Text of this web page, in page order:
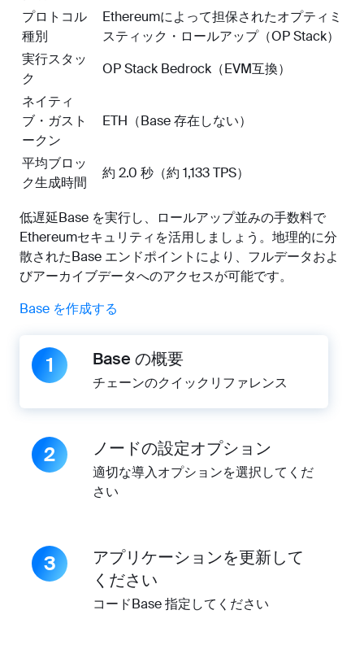
プロトコル
種別
Ethereumによって担保されたオプティミ
スティック・ロールアップ（OP Stack）
実行スタッ
ク
OP Stack Bedrock（EVM互換）
ネイティ
ブ・ガスト
ークン
ETH（Base 存在しない）
平均ブロッ
ク生成時間
約 2.0 秒（約 1,133 TPS）
低遅延Base を実行し、ロールアップ並みの手数料で
Ethereumセキュリティを活用しましょう。地理的に分
散されたBase エンドポイントにより、フルデータおよ
びアーカイブデータへのアクセスが可能です。
Base を作成する
1 Base の概要
チェーンのクイックリファレンス
2 ノードの設定オプション
適切な導入オプションを選択してくだ
さい
3
アプリケーションを更新して
ください
コードBase 指定してください